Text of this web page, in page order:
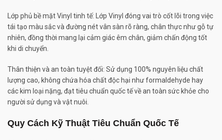
Lớp phủ bề mặt Vinyl tinh tế: Lớp Vinyl đóng vai trò cốt lõi trong việc
tái tạo màu sắc và đường nét vân sàn rõ ràng, chân thực như gỗ tự
nhiên, đồng thời mang lại cảm giác êm chân, giảm chấn động tốt
khi di chuyển.
Thân thiện và an toàn tuyệt đối: Sử dụng 100% nguyên liệu chất
lượng cao, không chứa hóa chất độc hại như formaldehyde hay
các kim loại nặng, đạt tiêu chuẩn quốc tế về an toàn sức khỏe cho
người sử dụng và vật nuôi.
Quy Cách Kỹ Thuật Tiêu Chuẩn Quốc Tế